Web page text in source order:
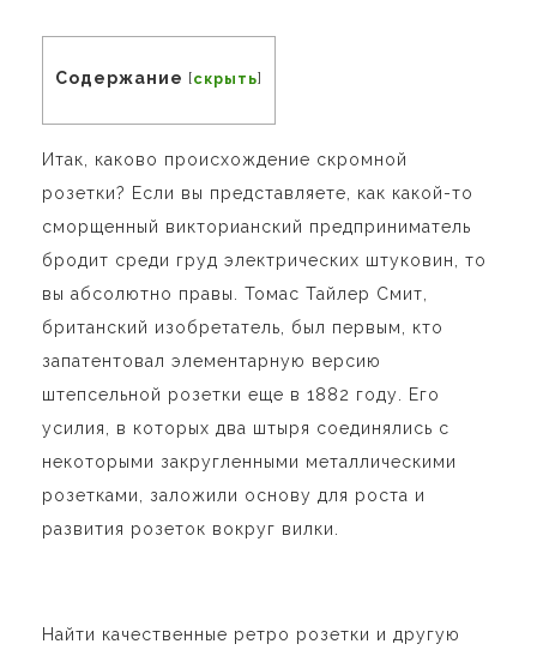
Содержание [скрыть]
Итак, каково происхождение скромной
розетки? Если вы представляете, как какой-то
сморщенный викторианский предприниматель
бродит среди груд электрических штуковин, то
вы абсолютно правы. Томас Тайлер Смит,
британский изобретатель, был первым, кто
запатентовал элементарную версию
штепсельной розетки еще в 1882 году. Его
усилия, в которых два штыря соединялись с
некоторыми закругленными металлическими
розетками, заложили основу для роста и
развития розеток вокруг вилки.
Найти качественные ретро розетки и другую